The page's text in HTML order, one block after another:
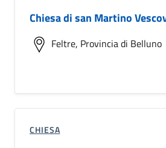
Chiesa di san Martino
Feltre, Provincia di Belluno
CHIESA